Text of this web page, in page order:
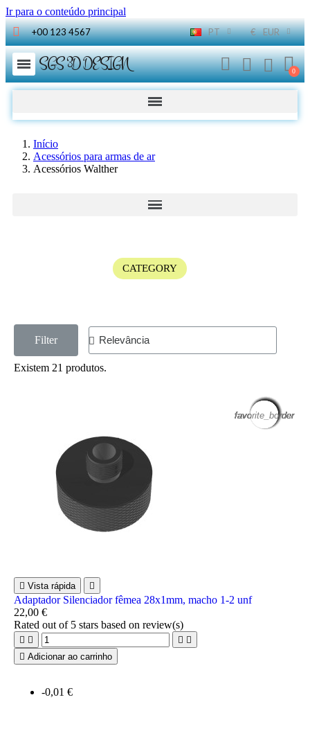
Ir para o conteúdo principal
+00 123 4567 PT € EUR
SGS 3D DESIGN
Início
Acessórios para armas de ar
Acessórios Walther
CATEGORY
Existem 21 produtos.
Filter
favorite_border
 Vista rápida 
Adaptador Silenciador fêmea 28x1mm, macho 1-2 unf
22,00 €
Rated out of 5 stars based on review(s)
   
 Adicionar ao carrinho
-0,01 €
favorite_border
favorite_border
favorite_border
favorite_border
favorite_border
favorite_border
favorite_border
favorite_border
favorite_border
favorite_border
favorite_border